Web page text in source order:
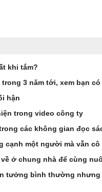
khi tắm?
3 năm tới, xem bạn
hận
trong video công ty
các không gian đọc
cạnh một người mà vẫn cô
ở chung nhà để cùng
tưởng bình thường